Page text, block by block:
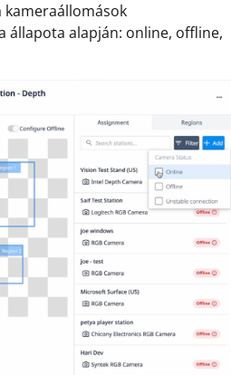
kameraállomások
állapota alapján: online, offline,